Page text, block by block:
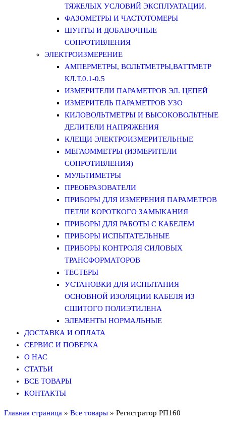
ТЯЖЕЛЫХ УСЛОВИЙ ЭКСПЛУАТАЦИИ.
ФАЗОМЕТРЫ И ЧАСТОТОМЕРЫ
ШУНТЫ И ДОБАВОЧНЫЕ
СОПРОТИВЛЕНИЯ
ЭЛЕКТРОИЗМЕРЕНИЕ
АМПЕРМЕТРЫ, ВОЛЬТМЕТРЫ,ВАТТМЕТР
КЛ.Т.0.1-0.5
ИЗМЕРИТЕЛИ ПАРАМЕТРОВ ЭЛ. ЦЕПЕЙ
ИЗМЕРИТЕЛЬ ПАРАМЕТРОВ УЗО
КИЛОВОЛЬТМЕТРЫ И ВЫСОКОВОЛЬТНЫЕ
ДЕЛИТЕЛИ НАПРЯЖЕНИЯ
КЛЕЩИ ЭЛЕКТРОИЗМЕРИТЕЛЬНЫЕ
МЕГАОММЕТРЫ (ИЗМЕРИТЕЛИ
СОПРОТИВЛЕНИЯ)
МУЛЬТИМЕТРЫ
ПРЕОБРАЗОВАТЕЛИ
ПРИБОРЫ ДЛЯ ИЗМЕРЕНИЯ ПАРАМЕТРОВ
ПЕТЛИ КОРОТКОГО ЗАМЫКАНИЯ
ПРИБОРЫ ДЛЯ РАБОТЫ С КАБЕЛЕМ
ПРИБОРЫ ИСПЫТАТЕЛЬНЫЕ
ПРИБОРЫ КОНТРОЛЯ СИЛОВЫХ
ТРАНСФОРМАТОРОВ
ТЕСТЕРЫ
УСТАНОВКИ ДЛЯ ИСПЫТАНИЯ
ОСНОВНОЙ ИЗОЛЯЦИИ КАБЕЛЯ ИЗ
СШИТОГО ПОЛИЭТИЛЕНА
ЭЛЕМЕНТЫ НОРМАЛЬНЫЕ
ДОСТАВКА И ОПЛАТА
СЕРВИС И ПОВЕРКА
О НАС
СТАТЬИ
ВСЕ ТОВАРЫ
КОНТАКТЫ
Главная страница » Все товары » Регистратор РП160